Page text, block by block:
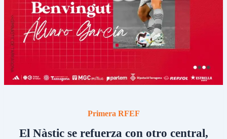
Primera RFEF
El Nàstic se refuerza con otro central,